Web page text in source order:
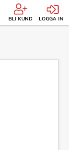
BLI KUND LOGGA IN